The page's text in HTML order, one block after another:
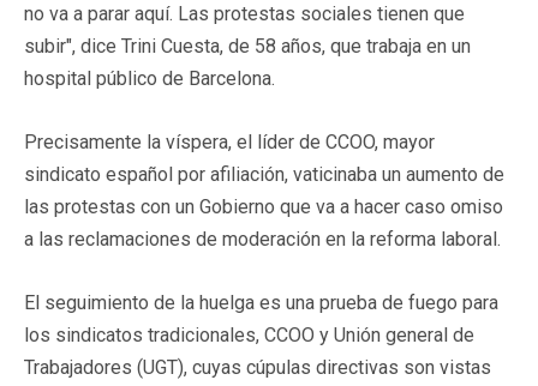
no va a parar aquí. Las protestas sociales tienen que
subir", dice Trini Cuesta, de 58 años, que trabaja en un
hospital público de Barcelona.
Precisamente la víspera, el líder de CCOO, mayor
sindicato español por afiliación, vaticinaba un aumento de
las protestas con un Gobierno que va a hacer caso omiso
a las reclamaciones de moderación en la reforma laboral.
El seguimiento de la huelga es una prueba de fuego para
los sindicatos tradicionales, CCOO y Unión general de
Trabajadores (UGT), cuyas cúpulas directivas son vistas